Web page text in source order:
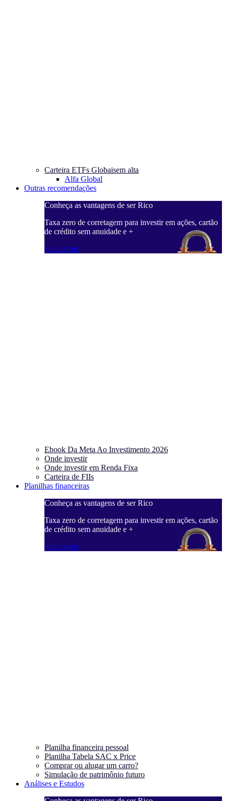
Carteira ETFs Globaisem alta
Alfa Global
Outras recomendações
Conheça as vantagens de ser Rico
Taxa zero de corretagem para investir em ações, cartão
de crédito sem anuidade e +
Saiba mais
Ebook Da Meta Ao Investimento 2026
Onde investir
Onde investir em Renda Fixa
Carteira de FIIs
Planilhas financeiras
Conheça as vantagens de ser Rico
Taxa zero de corretagem para investir em ações, cartão
de crédito sem anuidade e +
Saiba mais
Planilha financeira pessoal
Planilha Tabela SAC x Price
Comprar ou alugar um carro?
Simulação de patrimônio futuro
Análises e Estudos